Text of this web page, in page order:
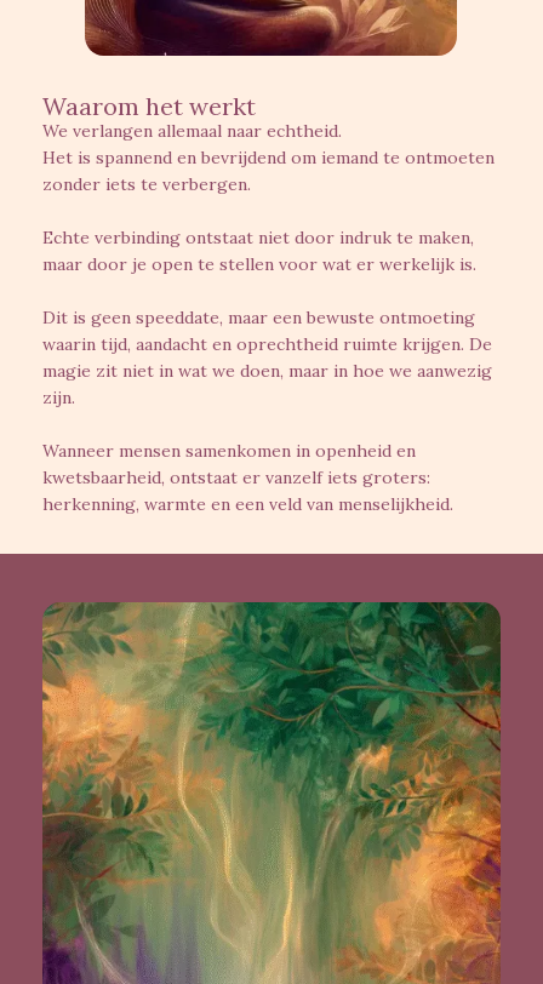
Waarom het werkt
We verlangen allemaal naar echtheid.
Het is spannend en bevrijdend om iemand te ontmoeten
zonder iets te verbergen.
Echte verbinding ontstaat niet door indruk te maken,
maar door je open te stellen voor wat er werkelijk is.
Dit is geen speeddate, maar een bewuste ontmoeting
waarin tijd, aandacht en oprechtheid ruimte krijgen. De
magie zit niet in wat we doen, maar in hoe we aanwezig
zijn.
Wanneer mensen samenkomen in openheid en
kwetsbaarheid, ontstaat er vanzelf iets groters:
herkenning, warmte en een veld van menselijkheid.